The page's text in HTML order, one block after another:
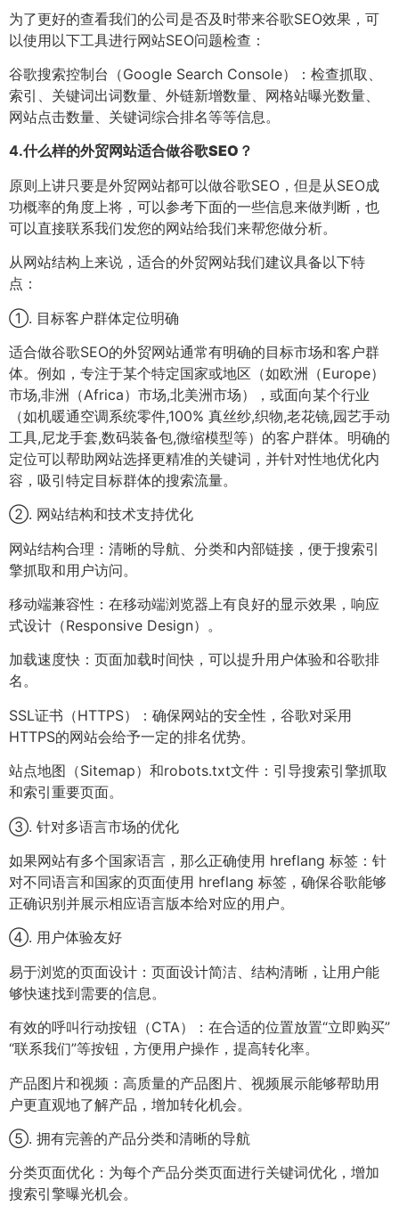
为了更好的查看我们的公司是否及时带来谷歌SEO效果，可
以使用以下工具进行网站SEO问题检查：
谷歌搜索控制台（Google Search Console）：检查抓取、
索引、关键词出词数量、外链新增数量、网格站曝光数量、
网站点击数量、关键词综合排名等等信息。
4.什么样的外贸网站适合做谷歌SEO？
原则上讲只要是外贸网站都可以做谷歌SEO，但是从SEO成
功概率的角度上将，可以参考下面的一些信息来做判断，也
可以直接联系我们发您的网站给我们来帮您做分析。
从网站结构上来说，适合的外贸网站我们建议具备以下特
点：
①. 目标客户群体定位明确
适合做谷歌SEO的外贸网站通常有明确的目标市场和客户群
体。例如，专注于某个特定国家或地区（如欧洲（Europe）
市场,非洲（Africa）市场,北美洲市场），或面向某个行业
（如机暖通空调系统零件,100% 真丝纱,织物,老花镜,园艺手动
工具,尼龙手套,数码装备包,微缩模型等）的客户群体。明确的
定位可以帮助网站选择更精准的关键词，并针对性地优化内
容，吸引特定目标群体的搜索流量。
②. 网站结构和技术支持优化
网站结构合理：清晰的导航、分类和内部链接，便于搜索引
擎抓取和用户访问。
移动端兼容性：在移动端浏览器上有良好的显示效果，响应
式设计（Responsive Design）。
加载速度快：页面加载时间快，可以提升用户体验和谷歌排
名。
SSL证书（HTTPS）：确保网站的安全性，谷歌对采用
HTTPS的网站会给予一定的排名优势。
站点地图（Sitemap）和robots.txt文件：引导搜索引擎抓取
和索引重要页面。
③. 针对多语言市场的优化
如果网站有多个国家语言，那么正确使用 hreflang 标签：针
对不同语言和国家的页面使用 hreflang 标签，确保谷歌能够
正确识别并展示相应语言版本给对应的用户。
④. 用户体验友好
易于浏览的页面设计：页面设计简洁、结构清晰，让用户能
够快速找到需要的信息。
有效的呼叫行动按钮（CTA）：在合适的位置放置“立即购买”
“联系我们”等按钮，方便用户操作，提高转化率。
产品图片和视频：高质量的产品图片、视频展示能够帮助用
户更直观地了解产品，增加转化机会。
⑤. 拥有完善的产品分类和清晰的导航
分类页面优化：为每个产品分类页面进行关键词优化，增加
搜索引擎曝光机会。